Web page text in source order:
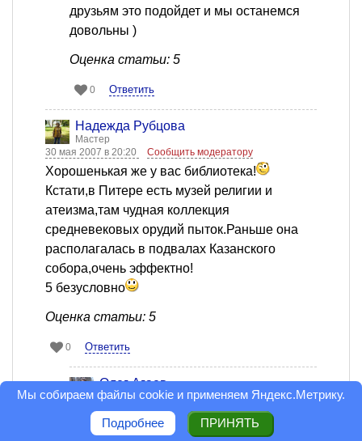
друзьям это подойдет и мы останемся
довольны )
Оценка статьи: 5
0 Ответить
Надежда Рубцова
Мастер
30 мая 2007 в 20:20
Сообщить модератору
Хорошенькая же у вас библиотека!
Кстати,в Питере есть музей религии и
атеизма,там чудная коллекция
средневековых орудий пыток.Раньше она
располагалась в подвалах Казанского
собора,очень эффектно!
5 безусловно
Оценка статьи: 5
0 Ответить
Олег Агаев
Мастер
30 мая 2007 в 20:23
Сообщить модератору
Спасибо!
Мы собираем файлы cookie и применяем Яндекс.Метрику.
Подробнее ПРИНЯТЬ